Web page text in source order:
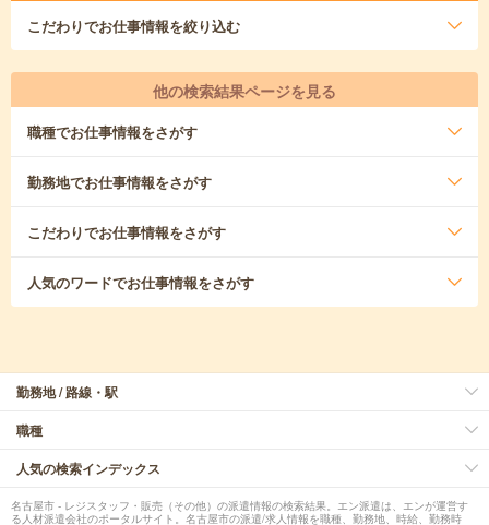
こだわりでお仕事情報を絞り込む
他の検索結果ページを見る
職種でお仕事情報をさがす
勤務地でお仕事情報をさがす
こだわりでお仕事情報をさがす
人気のワードでお仕事情報をさがす
勤務地 / 路線・駅
職種
人気の検索インデックス
名古屋市 - レジスタッフ・販売（その他）の派遣情報の検索結果。エン派遣は、エンが運営す
る人材派遣会社のポータルサイト。名古屋市の派遣/求人情報を職種、勤務地、時給、勤務時